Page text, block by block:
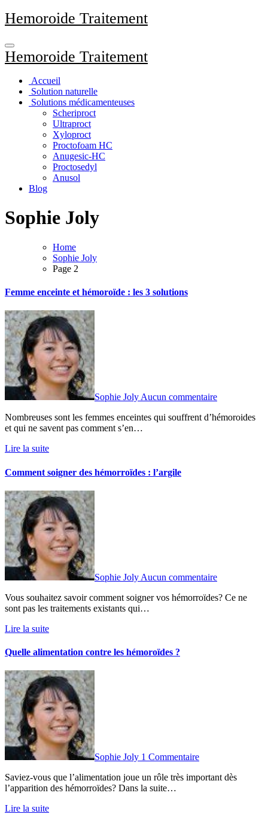
Aller
au
principal
Hemoroide Traitement
Hemoroide Traitement
Accueil
Solution naturelle
Solutions médicamenteuses
Scheriproct
Ultraproct
Xyloproct
Proctofoam HC
Anugesic-HC
Proctosedyl
Anusol
Blog
Sophie Joly
Home
Sophie Joly
Page 2
Femme enceinte et hémoroïde : les 3 solutions
Sophie JolyAucun commentaire
Nombreuses sont les femmes enceintes qui souffrent d’hémoroides
et qui ne savent pas comment s’en…
Lire la suite
Comment soigner des hémorroïdes : l’argile
Sophie Joly Aucun commentaire
Vous souhaitez savoir comment soigner vos hémorroïdes? Ce ne
sont pas les traitements existants qui…
Lire la suite
Quelle alimentation contre les hémoroïdes ?
Sophie Joly 1 Commentaire
Saviez-vous que l’alimentation joue un rôle très important dès
l’apparition des hémorroïdes? Dans la suite…
Lire la suite